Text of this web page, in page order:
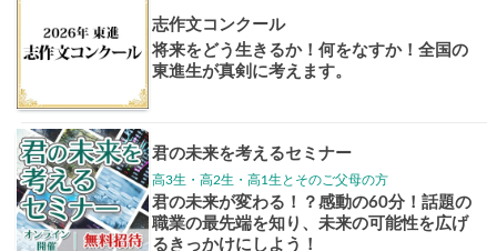
大学案内
講座